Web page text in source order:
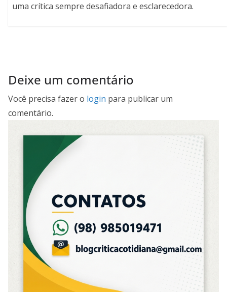
uma crítica sempre desafiadora e esclarecedora.
Deixe um comentário
Você precisa fazer o login para publicar um
comentário.